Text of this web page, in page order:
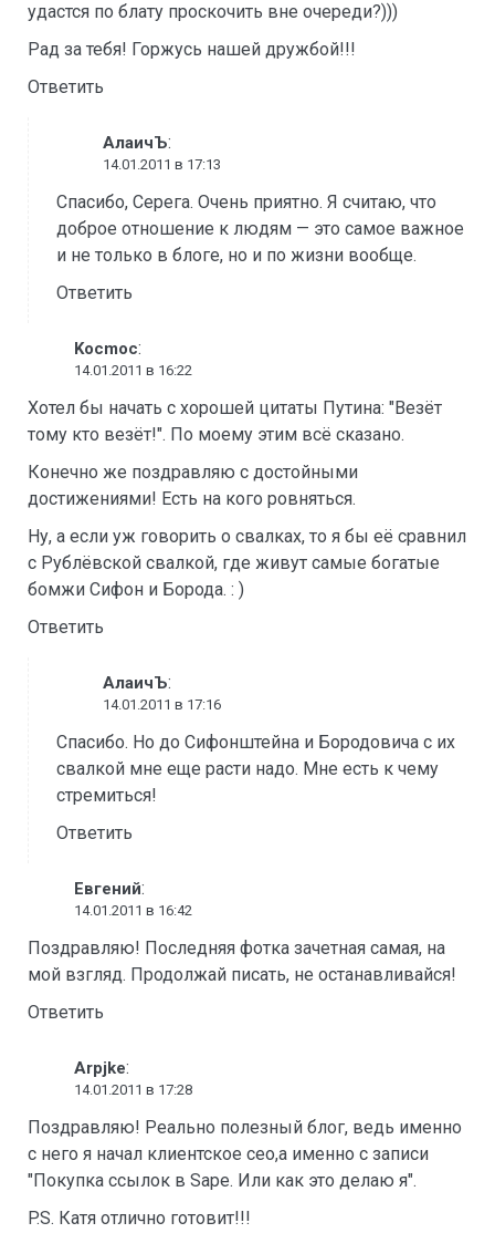
удастся по блату проскочить вне очереди?)))
Рад за тебя! Горжусь нашей дружбой!!!
Ответить
АлаичЪ:
14.01.2011 в 17:13
Спасибо, Серега. Очень приятно. Я считаю, что
доброе отношение к людям — это самое важное
и не только в блоге, но и по жизни вообще.
Ответить
Kocmoc:
14.01.2011 в 16:22
Хотел бы начать с хорошей цитаты Путина: "Везёт
тому кто везёт!". По моему этим всё сказано.
Конечно же поздравляю с достойными
достижениями! Есть на кого ровняться.
Ну, а если уж говорить о свалках, то я бы её сравнил
с Рублёвской свалкой, где живут самые богатые
бомжи Сифон и Борода. : )
Ответить
АлаичЪ:
14.01.2011 в 17:16
Спасибо. Но до Сифонштейна и Бородовича с их
свалкой мне еще расти надо. Мне есть к чему
стремиться!
Ответить
Евгений:
14.01.2011 в 16:42
Поздравляю! Последняя фотка зачетная самая, на
мой взгляд. Продолжай писать, не останавливайся!
Ответить
Arpjke:
14.01.2011 в 17:28
Поздравляю! Реально полезный блог, ведь именно
с него я начал клиентское сео,а именно с записи
"Покупка ссылок в Sape. Или как это делаю я".
P.S. Катя отлично готовит!!!